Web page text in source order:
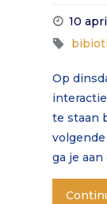
10
Op
te staan
ga je aan